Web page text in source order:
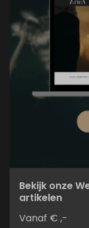
Bekijk onze
artikelen
Vanaf € ,-